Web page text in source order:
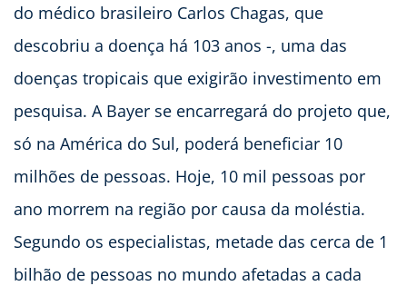
do médico brasileiro Carlos Chagas, que
descobriu a doença há 103 anos -, uma das
doenças tropicais que exigirão investimento em
pesquisa. A Bayer se encarregará do projeto que,
só na América do Sul, poderá beneficiar 10
milhões de pessoas. Hoje, 10 mil pessoas por
ano morrem na região por causa da moléstia.
Segundo os especialistas, metade das cerca de 1
bilhão de pessoas no mundo afetadas a cada